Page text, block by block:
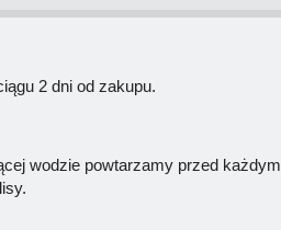
2 dni od zakupu.
wodzie powtarzamy przed każdym